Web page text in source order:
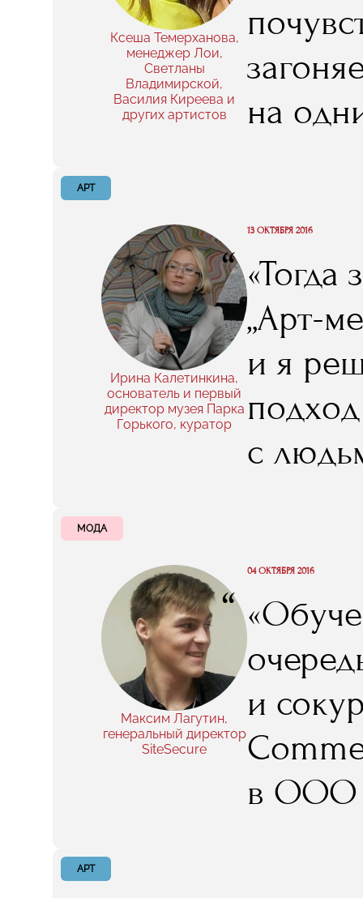
Ксеша Темерханова,
менеджер Лои,
Светланы
Владимирской,
Василия Киреева и
других артистов
на
АРТ
Ирина Калетинкина,
основатель и первый
директор музея Парка
Горького, куратор
“
13 ОКТЯБРЯ 2016
«Тогда
„Арт-
и я
с
быть.
с
мы до
МОДА
Максим Лагутин,
генеральный директор
SiteSecure
“
04 ОКТЯБРЯ 2016
и
в ООО
АРТ